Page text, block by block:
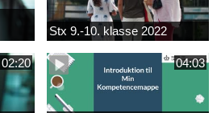
Stx 9.-10. klasse 2022
02:20 04:03